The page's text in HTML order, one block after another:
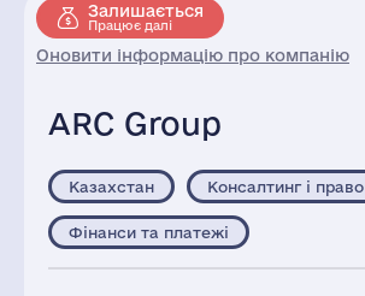
Залишається
Працює далі
Оновити інформацію про компанію
ARC Group
Казахстан Консалтинг і право
Фінанси та платежі